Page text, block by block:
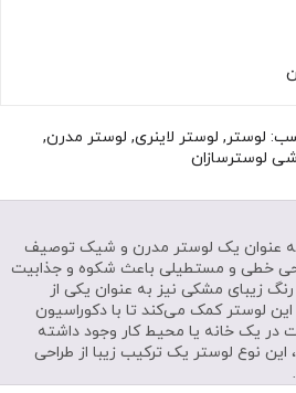
لوستر, لوستر لاینری, لوستر مدرن,
لوسترسازان
به عنوان یک لوستر مدرن و شیک توصیف
خطی و مستطیلی باعث شکوه و جذابیت
زیبای مشکی نیز به عنوان یکی از
لوستر کمک می‌کند تا با دکوراسیون
در یک خانه یا محیط کار وجود داشته
نوع لوستر یک ترکیب زیبا از طراحی